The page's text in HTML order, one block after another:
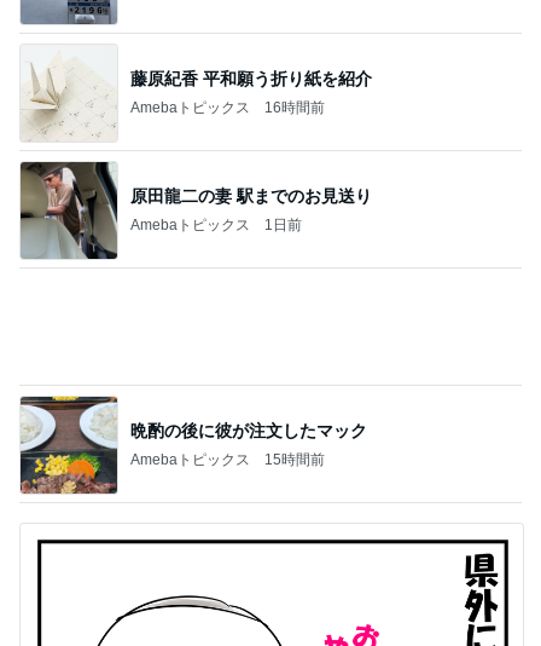
藤原紀香 平和願う折り紙を紹介
Amebaトピックス 16時間前
原田龍二の妻 駅までのお見送り
Amebaトピックス 1日前
晩酌の後に彼が注文したマック
Amebaトピックス 15時間前